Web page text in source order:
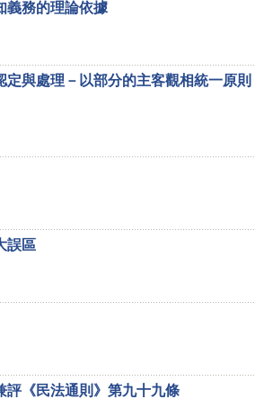
義務的理論依據
與處理－以部分的主客觀相統一原則
誤區
評《民法通則》第九十九條